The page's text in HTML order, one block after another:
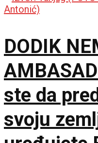
sutra
DODIK
ste da
svoju